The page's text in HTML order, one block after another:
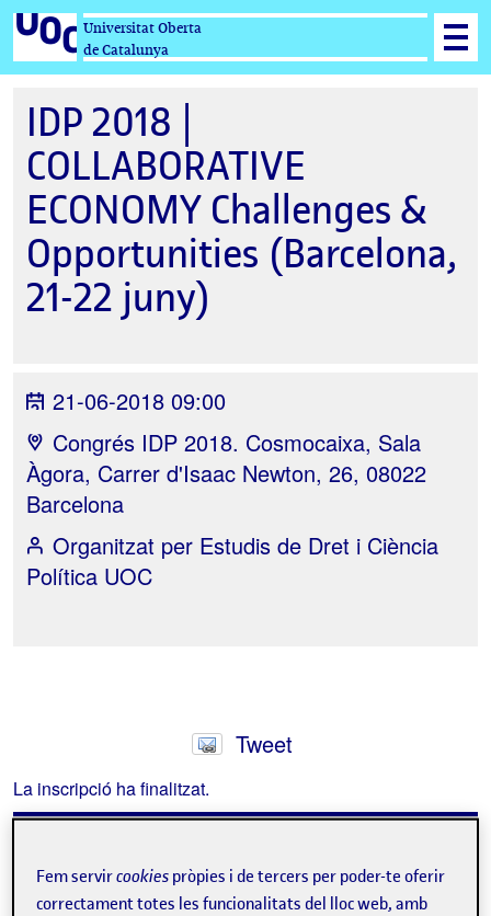
Universitat Oberta
de Catalunya
IDP 2018 |
COLLABORATIVE
ECONOMY Challenges &
Opportunities (Barcelona,
21-22 juny)
21-06-2018 09:00
Congrés IDP 2018. Cosmocaixa, Sala
Àgora, Carrer d'Isaac Newton, 26, 08022
Barcelona
Organitzat per Estudis de Dret i Ciència
Política UOC
Tweet
La inscripció ha finalitzat.
Inscriure-s'hi
Contacte
Fem servircookies pròpies i de tercers per poder-te oferir
correctament totes les funcionalitats del lloc web, amb